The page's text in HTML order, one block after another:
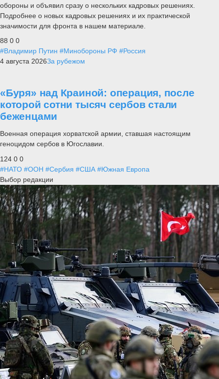
обороны и объявил сразу о нескольких кадровых решениях.
Подробнее о новых кадровых решениях и их практической
значимости для фронта в нашем материале.
88 0 0
#Владимир Путин #Минобороны РФ #Россия
4 августа 2026За рубежом
«Буря» над Краиной: операция, после
которой сотни тысяч сербов стали
беженцами
Военная операция хорватской армии, ставшая настоящим
геноцидом сербов в Югославии.
124 0 0
#НАТО #ООН #Сербия #США #Южная Европа
Выбор редакции